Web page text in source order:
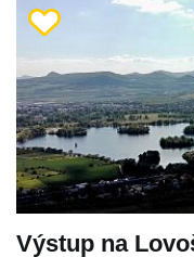
Výstup na